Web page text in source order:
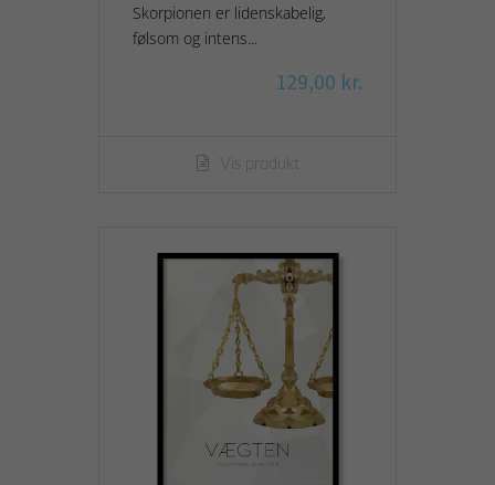
Skorpionen er lidenskabelig,
følsom og intens...
129,00 kr.
Vis produkt